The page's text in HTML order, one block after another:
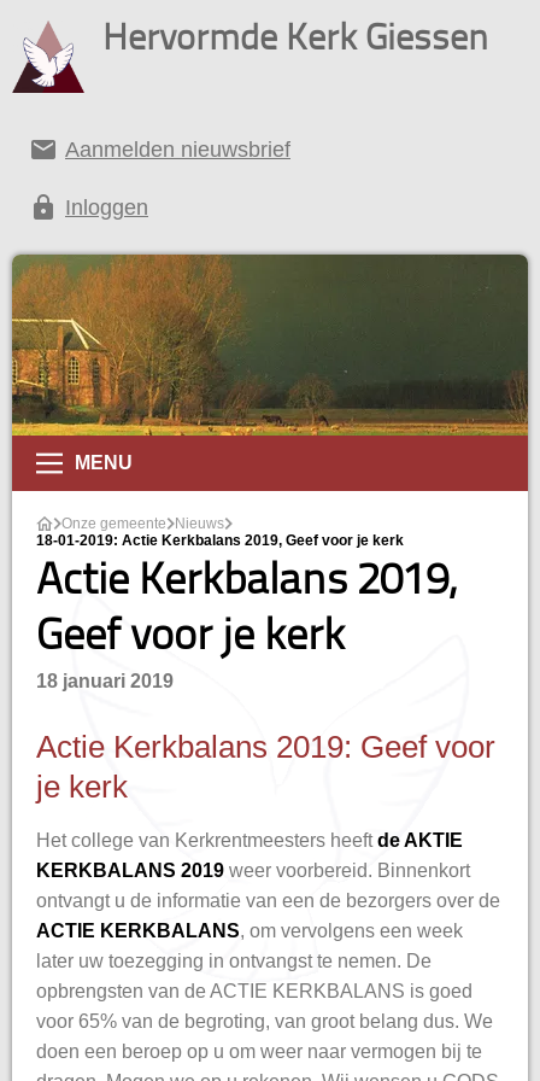
Hervormde Kerk Giessen
email Aanmelden nieuwsbrief
lock Inloggen
MENU
Onze gemeente
Nieuws
18-01-2019: Actie Kerkbalans 2019, Geef voor je kerk
Actie Kerkbalans 2019,
Geef voor je kerk
18 januari 2019
Actie Kerkbalans 2019: Geef voor
je kerk
Het college van Kerkrentmeesters heeftde AKTIE
KERKBALANS 2019 weer voorbereid. Binnenkort
ontvangt u de informatie van een de bezorgers over de
ACTIE KERKBALANS, om vervolgens een week
later uw toezegging in ontvangst te nemen. De
opbrengsten van de ACTIE KERKBALANS is goed
voor 65% van de begroting, van groot belang dus. We
doen een beroep op u om weer naar vermogen bij te